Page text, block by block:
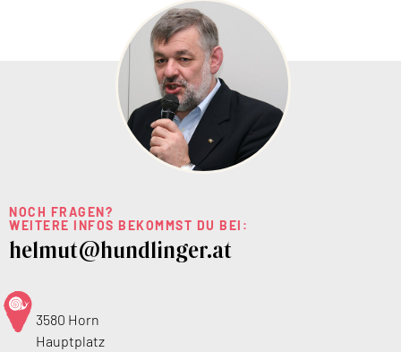
NOCH FRAGEN?
WEITERE INFOS BEKOMMST DU BEI:
helmut@hundlinger.at
3580 Horn
Hauptplatz